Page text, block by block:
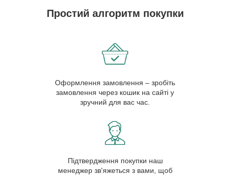
Простий алгоритм покупки
Оформлення замовлення – зробіть
замовлення через кошик на сайті у
зручний для вас час.
Підтвердження покупки наш
менеджер зв'яжеться з вами, щоб